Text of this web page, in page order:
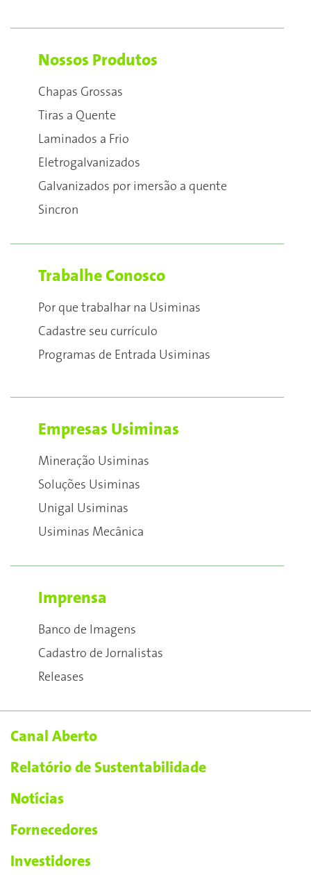
Nossos Produtos
Chapas Grossas
Tiras a Quente
Laminados a Frio
Eletrogalvanizados
Galvanizados por imersão a quente
Sincron
Trabalhe Conosco
Por que trabalhar na Usiminas
Cadastre seu currículo
Programas de Entrada Usiminas
Empresas Usiminas
Mineração Usiminas
Soluções Usiminas
Unigal Usiminas
Usiminas Mecânica
Imprensa
Banco de Imagens
Cadastro de Jornalistas
Releases
Canal Aberto
Relatório de Sustentabilidade
Notícias
Fornecedores
Investidores